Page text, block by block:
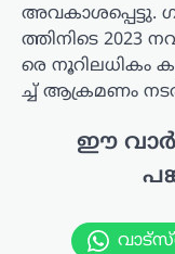
ത്തി​നി​ടെ
രെ നൂ​റി​ല​ധി​കം
ച്ച് ആ​ക്ര​മ​ണം
ഈ